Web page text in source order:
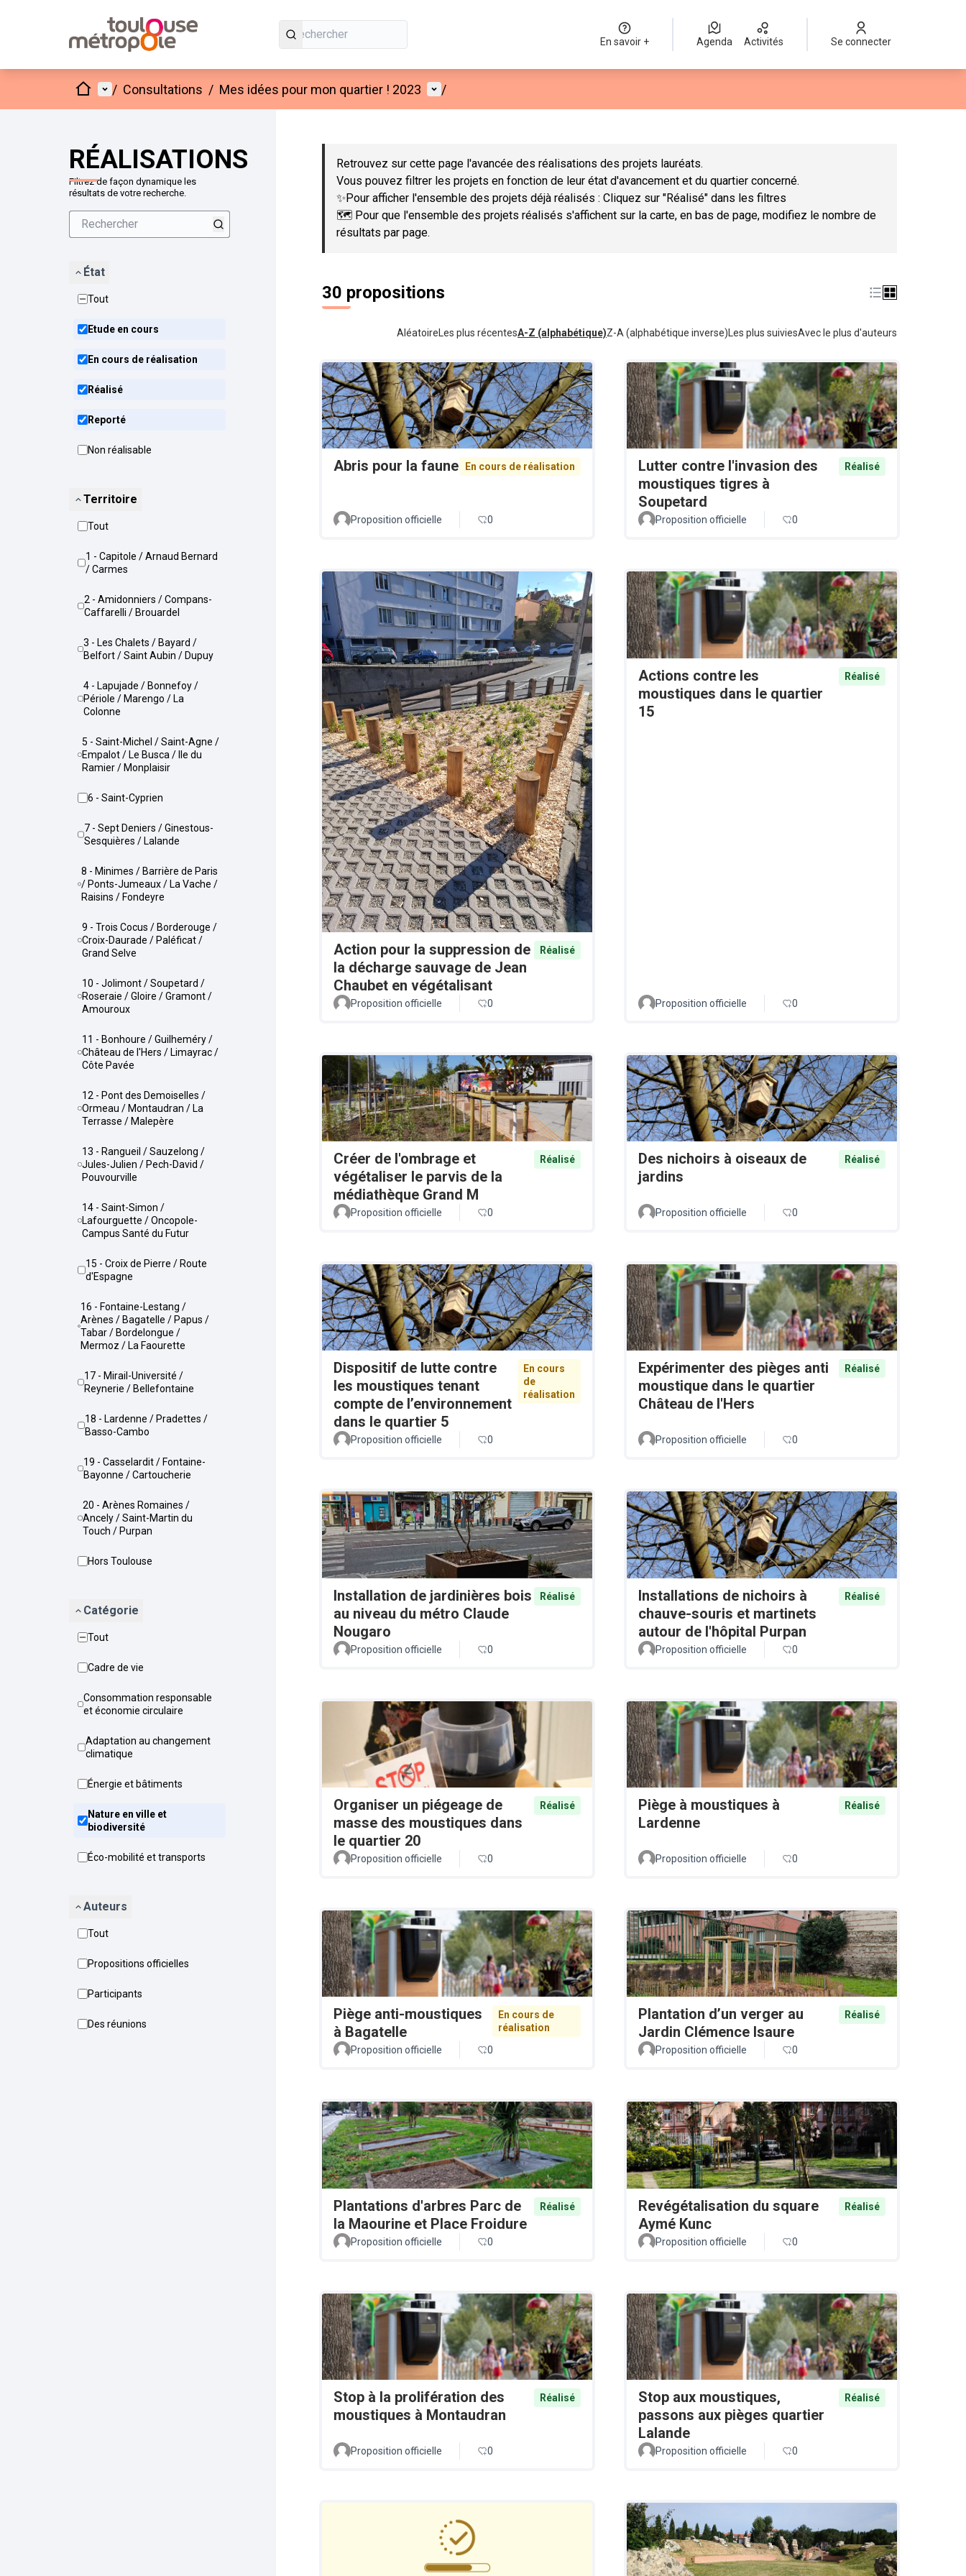
En savoir + Agenda Activités Se connecter
AccueilMenu principal
/ Consultations / Mes idées pour mon quartier ! 2023 Menu utilisateur
/
RÉALISATIONS
Filtrez de façon dynamique les
résultats de votre recherche.
État
Tout
Etude en cours
En cours de réalisation
Réalisé
Reporté
Non réalisable
Territoire
Tout
1 - Capitole / Arnaud Bernard
/ Carmes
2 - Amidonniers / Compans-
Caffarelli / Brouardel
3 - Les Chalets / Bayard /
Belfort / Saint Aubin / Dupuy
4 - Lapujade / Bonnefoy /
Périole / Marengo / La
Colonne
5 - Saint-Michel / Saint-Agne /
Empalot / Le Busca / Ile du
Ramier / Monplaisir
6 - Saint-Cyprien
7 - Sept Deniers / Ginestous-
Sesquières / Lalande
8 - Minimes / Barrière de Paris
/ Ponts-Jumeaux / La Vache /
Raisins / Fondeyre
9 - Trois Cocus / Borderouge /
Croix-Daurade / Paléficat /
Grand Selve
10 - Jolimont / Soupetard /
Roseraie / Gloire / Gramont /
Amouroux
11 - Bonhoure / Guilheméry /
Château de l'Hers / Limayrac /
Côte Pavée
12 - Pont des Demoiselles /
Ormeau / Montaudran / La
Terrasse / Malepère
13 - Rangueil / Sauzelong /
Jules-Julien / Pech-David /
Pouvourville
14 - Saint-Simon /
Lafourguette / Oncopole-
Campus Santé du Futur
15 - Croix de Pierre / Route
d'Espagne
16 - Fontaine-Lestang /
Arènes / Bagatelle / Papus /
Tabar / Bordelongue /
Mermoz / La Faourette
17 - Mirail-Université /
Reynerie / Bellefontaine
18 - Lardenne / Pradettes /
Basso-Cambo
19 - Casselardit / Fontaine-
Bayonne / Cartoucherie
20 - Arènes Romaines /
Ancely / Saint-Martin du
Touch / Purpan
Hors Toulouse
Catégorie
Tout
Cadre de vie
Consommation responsable
et économie circulaire
Adaptation au changement
climatique
Énergie et bâtiments
Nature en ville et
biodiversité
Éco-mobilité et transports
Auteurs
Tout
Propositions officielles
Participants
Des réunions
Passer la carte
Retrouvez sur cette page l'avancée des réalisations des projets lauréats.
Vous pouvez filtrer les projets en fonction de leur état d'avancement et du quartier concerné.
✨Pour afficher l'ensemble des projets déjà réalisés : Cliquez sur "Réalisé" dans les filtres
🗺️ Pour que l'ensemble des projets réalisés s'affichent sur la carte, en bas de page, modifiez le nombre de
résultats par page.
30 propositions
Aléatoire Les plus récentesA-Z (alphabétique)Z-A (alphabétique inverse) Les plus suiviesAvec le plus d'auteurs
Abris pour la faune En cours de réalisation
Proposition officielle 0
Lutter contre l'invasion des
moustiques tigres à
Soupetard
Réalisé
Proposition officielle 0
Action pour la suppression de
la décharge sauvage de Jean
Chaubet en végétalisant
Réalisé
Proposition officielle 0
Actions contre les
moustiques dans le quartier
15
Réalisé
Proposition officielle 0
Créer de l'ombrage et
végétaliser le parvis de la
médiathèque Grand M
Réalisé
Proposition officielle 0
Des nichoirs à oiseaux de
jardins
Réalisé
Proposition officielle 0
Dispositif de lutte contre
les moustiques tenant
compte de l’environnement
dans le quartier 5
En cours
de
réalisation
Proposition officielle 0
Expérimenter des pièges anti
moustique dans le quartier
Château de l'Hers
Réalisé
Proposition officielle 0
Installation de jardinières bois
au niveau du métro Claude
Nougaro
Réalisé
Proposition officielle 0
Installations de nichoirs à
chauve-souris et martinets
autour de l'hôpital Purpan
Réalisé
Proposition officielle 0
Organiser un piégeage de
masse des moustiques dans
le quartier 20
Réalisé
Proposition officielle 0
Piège à moustiques à
Lardenne
Réalisé
Proposition officielle 0
Piège anti-moustiques
à Bagatelle
En cours de
réalisation
Proposition officielle
0
Plantation d’un verger au
Jardin Clémence Isaure
Réalisé
Proposition officielle 0
Plantations d'arbres Parc de
la Maourine et Place Froidure
Réalisé
Proposition officielle 0
Revégétalisation du square
Aymé Kunc
Réalisé
Proposition officielle 0
Stop à la prolifération des
moustiques à Montaudran
Réalisé
Proposition officielle 0
Stop aux moustiques,
passons aux pièges quartier
Lalande
Réalisé
Proposition officielle 0